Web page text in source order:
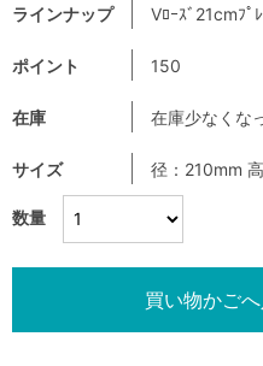
数量
ラインナップ Vﾛｰｽﾞ21cmﾌﾟ
ポイント 150
在庫 在庫少なくな
サイズ 径：210mm